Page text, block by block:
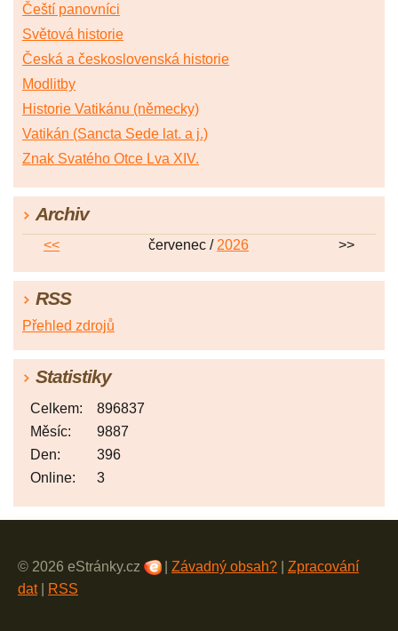
Čeští panovníci
Světová historie
Česká a československá historie
Modlitby
Historie Vatikánu (německy)
Vatikán (Sancta Sede lat. a j.)
Znak Svatého Otce Lva XIV.
Archiv
<< červenec / 2026 >>
RSS
Přehled zdrojů
Statistiky
Online: 3
Celkem:
896837
Měsíc:
9887
Den:
396
© 2026 eStránky.cz Závadný obsah?
Zpracování
dat| RSS